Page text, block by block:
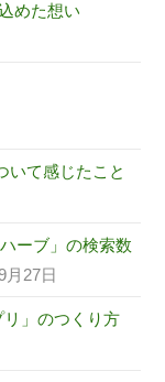
めた想い
いて感じたこと
ーブ」の検索数
月27日
リ」のつくり方